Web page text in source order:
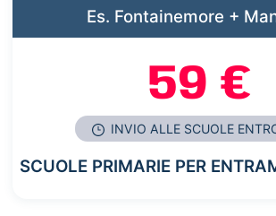
Es. Fontainemore +
59 €
INVIO ALLE SCUOLE
SCUOLE PRIMARIE PER